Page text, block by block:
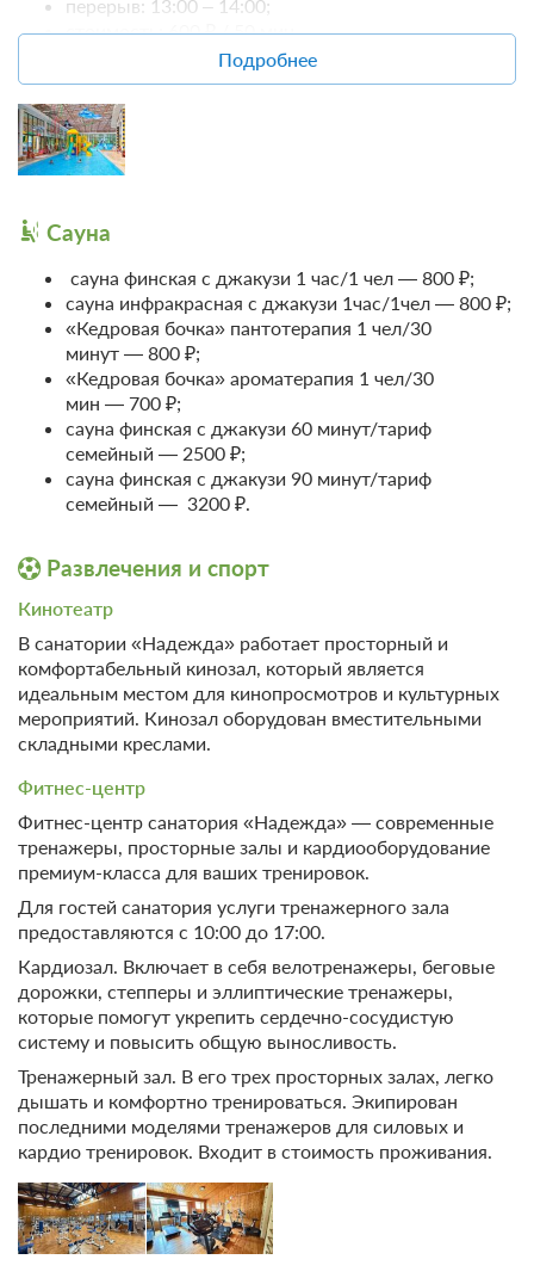
перерыв: 13:00 – 14:00;
стоимость: 600 ₽ / 50 мин.
Для посещения бассейна необходимо с собой иметь
полотенце, сменную обувь и справку от дерматолога.
Дети только в сопровождении взрослых
(сопровождающий – бесплатно).
Подробнее
Сауна
сауна финская с джакузи 1 час/1 чел — 800 ₽;
сауна инфракрасная с джакузи 1час/1чел — 800 ₽;
«Кедровая бочка» пантотерапия 1 чел/30
минут — 800 ₽;
«Кедровая бочка» ароматерапия 1 чел/30
мин — 700 ₽;
сауна финская с джакузи 60 минут/тариф
семейный — 2500 ₽;
сауна финская с джакузи 90 минут/тариф
семейный — 3200 ₽.
Развлечения и спорт
Кинотеатр
В санатории «Надежда» работает просторный и
комфортабельный кинозал, который является
идеальным местом для кинопросмотров и культурных
мероприятий. Кинозал оборудован вместительными
складными креслами.
Фитнес-центр
Фитнес-центр санатория «Надежда» — современные
тренажеры, просторные залы и кардиооборудование
премиум-класса для ваших тренировок.
Для гостей санатория услуги тренажерного зала
предоставляются с 10:00 до 17:00.
Кардиозал. Включает в себя велотренажеры, беговые
дорожки, степперы и эллиптические тренажеры,
которые помогут укрепить сердечно-сосудистую
систему и повысить общую выносливость.
Тренажерный зал. В его трех просторных залах, легко
дышать и комфортно тренироваться. Экипирован
последними моделями тренажеров для силовых и
кардио тренировок. Входит в стоимость проживания.